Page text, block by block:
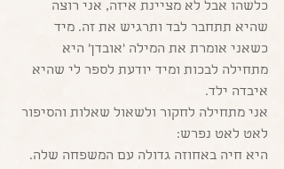
כלשהו אבל לא מציינת איזה, אני רוצה
שהיא תתחבר לבד ותרגיש את זה. מיד
כשאני אומרת את המילה 'אובדן' היא
מתחילה לבכות ומיד יודעת לספר לי שהיא
איבדה ילד.
אני מתחילה לחקור ולשאול שאלות והסיפור
לאט לאט נפרש:
היא חיה באחוזה גדולה עם המשפחה שלה.